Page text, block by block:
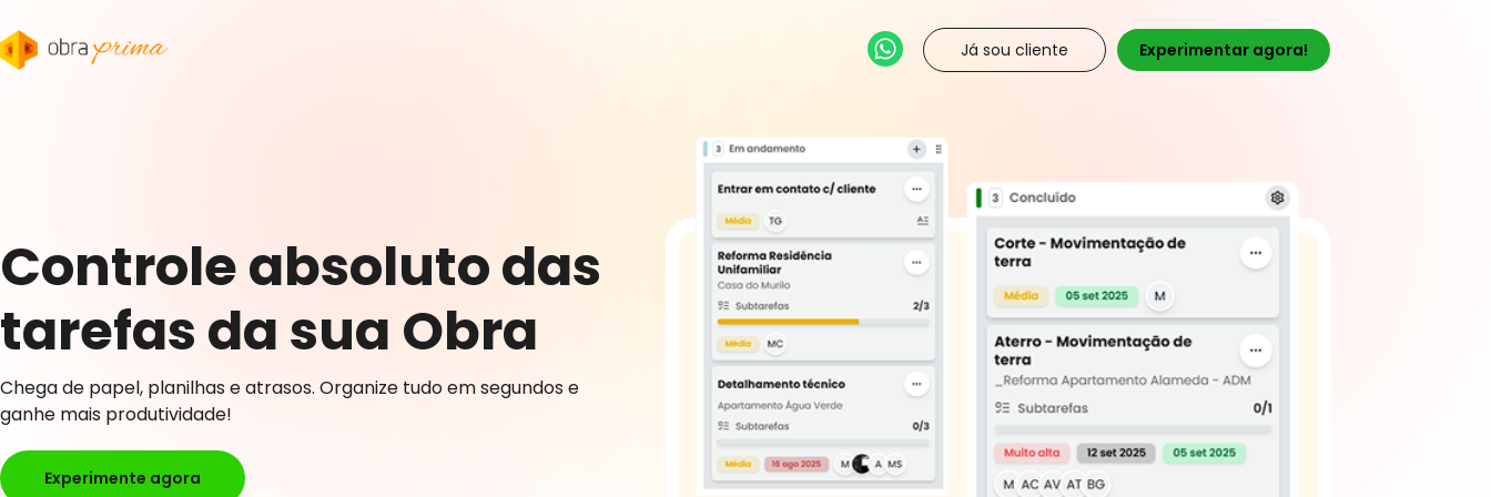
Já sou cliente Experimentar agora!
Controle absoluto das
tarefas da sua Obra
Chega de papel, planilhas e atrasos. Organize tudo em segundos e
ganhe mais produtividade!
Experimente agora